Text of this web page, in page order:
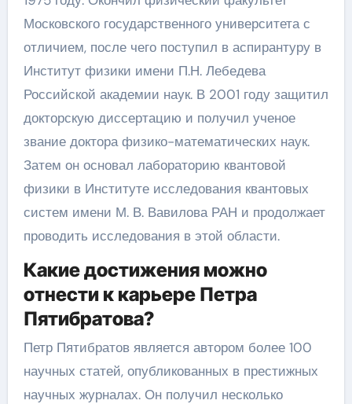
Московского государственного университета с
отличием, после чего поступил в аспирантуру в
Институт физики имени П.Н. Лебедева
Российской академии наук. В 2001 году защитил
докторскую диссертацию и получил ученое
звание доктора физико-математических наук.
Затем он основал лабораторию квантовой
физики в Институте исследования квантовых
систем имени М. В. Вавилова РАН и продолжает
проводить исследования в этой области.
Какие достижения можно
отнести к карьере Петра
Пятибратова?
Петр Пятибратов является автором более 100
научных статей, опубликованных в престижных
научных журналах. Он получил несколько